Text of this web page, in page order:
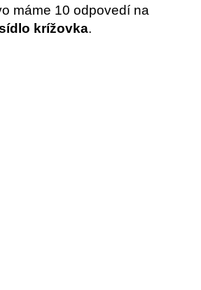
máme 10 odpovedí na
krížovka.